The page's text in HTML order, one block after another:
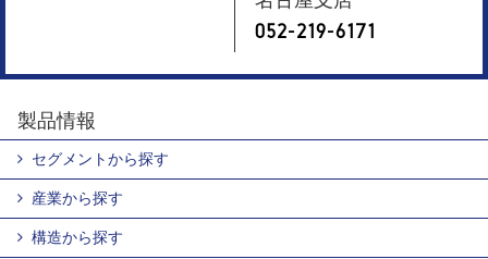
052-219-6171
製品情報
セグメントから探す
産業から探す
構造から探す